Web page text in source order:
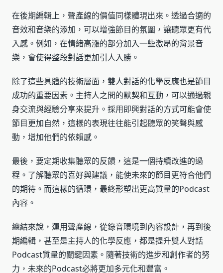
在後期編輯上，聲產線的價值同樣體現出來。透過合適的
音效和音樂的添加，可以增強節目的氛圍，讓聽眾更有代
入感。例如，在情緒高漲的部分加入一些激昂的背景音
樂，會使得整段對話更加引人入勝。
除了這些具體的技術層面，雙人對話的化學反應也是節目
成功的重要因素。主持人之間的默契和互動，可以通過親
身交流與經驗分享來提升。採用即興對話的方式可能會使
節目更加自然，這樣的表現往往能引起聽眾的笑聲與感
動，增加他們的依賴感。
最後，要定期收集聽眾的反饋，這是一個持續改進的過
程。了解聽眾的喜好與建議，能使未來的節目更符合他們
的期待。而這樣的循環，最終形塑出更高質量的Podcast
內容。
總結來說，運用聲產線，從錄音環境到內容設計，再到後
期編輯，甚至是主持人的化學反應，都是提升雙人對話
Podcast質量的關鍵因素。隨著技術的進步和創作者的努
力，未來的Podcast必將更加多元化和豐富。